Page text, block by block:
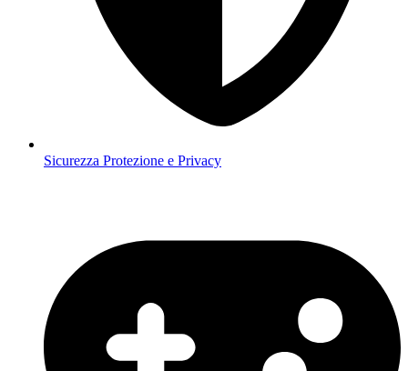
Sicurezza Protezione e Privacy